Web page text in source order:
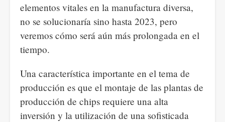
elementos vitales en la manufactura diversa,
no se solucionaría sino hasta 2023, pero
veremos cómo será aún más prolongada en el
tiempo.
Una característica importante en el tema de
producción es que el montaje de las plantas de
producción de chips requiere una alta
inversión y la utilización de una sofisticada